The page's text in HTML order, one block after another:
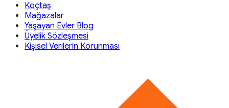
Koçtaş
Mağazalar
Yaşayan Evler Blog
Üyelik Sözleşmesi
Kişisel Verilerin Korunması